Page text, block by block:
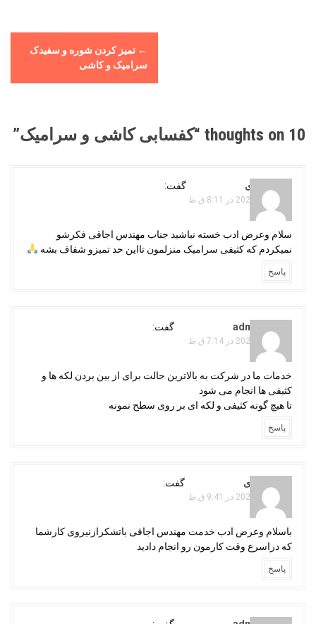
a
← تمیز کردن شوره و سفیدک
سرامیک و کاشی
10 thoughts on “ کفسابی کاشی و سرامیک”
زهرا صمدی گفت:
جولای 11, 2024 در 8:11 ق.ظ
سلام وعرض ادب خسته نباشید جناب مهندس اجاقی فکرشو
نمیکردم که کثیفی سرامیک منزلمون تااین حد تمیزو شفاف بشه
پاسخ
adminojaghi گفت:
جولای 23, 2024 در 7:14 ق.ظ
خدمات ما در شرکت به بالاترین حالت برای از بین بردن لکه ها و
کثیفی ها انجام می شود
تا هیچ گونه کثیفی و لکه ای بر روی سطح نمونه
پاسخ
رضا فرهادی گفت:
جولای 11, 2024 در 9:41 ق.ظ
باسلام وعرض ادب خدمت مهندس اجاقی باتشکرازنیروی کارشما
که دراسرع وقت کارمون رو انجام دادید
پاسخ